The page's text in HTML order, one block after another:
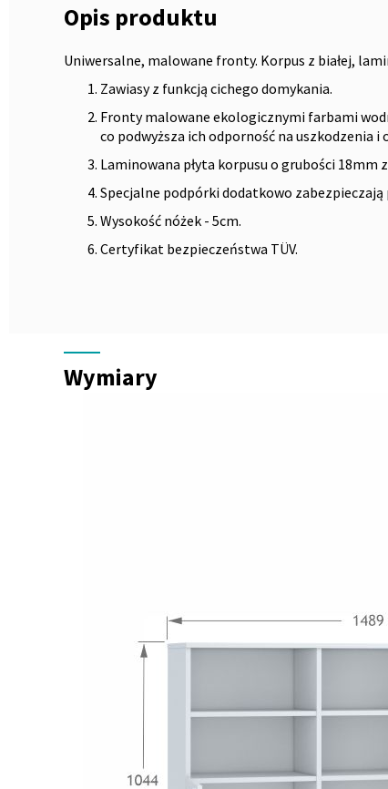
the
gallery
Opis produktu
Uniwersalne, malowane fronty. Korpus z białej,
Zawiasy z funkcją cichego domykania.
Fronty malowane ekologicznymi farbami
co podwyższa ich odporność na uszkodzenia i
Laminowana płyta korpusu o grubości 18mm
Specjalne podpórki dodatkowo zabezpieczają
Wysokość nóżek - 5cm.
Certyfikat bezpieczeństwa TÜV.
Wymiary